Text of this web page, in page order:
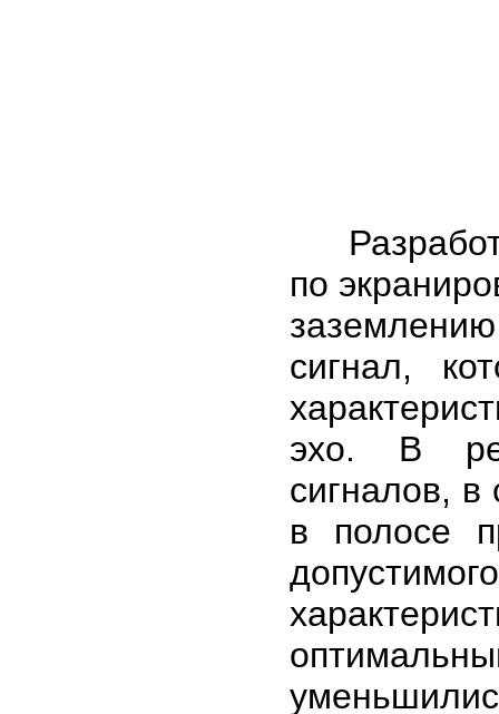
по
сигнал,
эхо. В
сигналов, в
в полосе